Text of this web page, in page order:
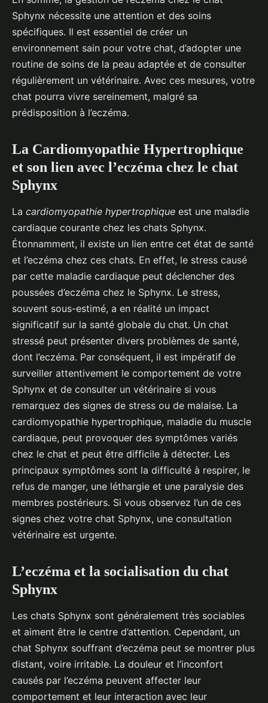
Sphynx nécessite une attention et des soins
spécifiques. Il est essentiel de créer un
environnement sain pour votre chat, d’adopter une
routine de soins de la peau adaptée et de consulter
régulièrement un vétérinaire. Avec ces mesures, votre
chat pourra vivre sereinement, malgré sa
prédisposition à l’eczéma.
La Cardiomyopathie Hypertrophique
et son lien avec l’eczéma chez le chat
Sphynx
La cardiomyopathie hypertrophique est une maladie
cardiaque courante chez les chats Sphynx.
Étonnamment, il existe un lien entre cet état de santé
et l’eczéma chez ces chats. En effet, le stress causé
par cette maladie cardiaque peut déclencher des
poussées d’eczéma chez le Sphynx. Le stress,
souvent sous-estimé, a en réalité un impact
significatif sur la santé globale du chat. Un chat
stressé peut présenter divers problèmes de santé,
dont l’eczéma. Par conséquent, il est impératif de
surveiller attentivement le comportement de votre
Sphynx et de consulter un vétérinaire si vous
remarquez des signes de stress ou de malaise. La
cardiomyopathie hypertrophique, maladie du muscle
cardiaque, peut provoquer des symptômes variés
chez le chat et peut être difficile à détecter. Les
principaux symptômes sont la difficulté à respirer, le
refus de manger, une léthargie et une paralysie des
membres postérieurs. Si vous observez l’un de ces
signes chez votre chat Sphynx, une consultation
vétérinaire est urgente.
L’eczéma et la socialisation du chat
Sphynx
Les chats Sphynx sont généralement très sociables
et aiment être le centre d’attention. Cependant, un
chat Sphynx souffrant d’eczéma peut se montrer plus
distant, voire irritable. La douleur et l’inconfort
causés par l’eczéma peuvent affecter leur
comportement et leur interaction avec leur